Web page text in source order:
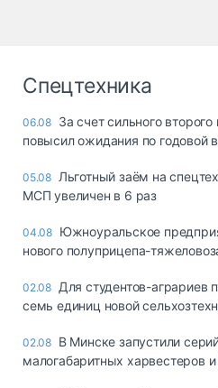
Спецтехника
06.08 За счет сильного
повысил ожидания по годовой
05.08 Льготный заём на
МСП увеличен в 6 раз
04.08 Южноуральское
нового полуприцепа-
02.08 Для студентов-аграриев
семь единиц новой
02.08 В Минске запустили
малогабаритных харвестеров